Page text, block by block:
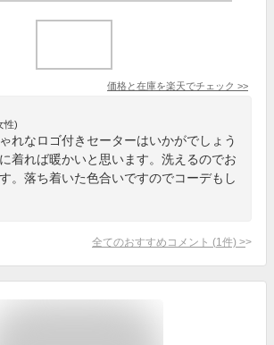
価格と在庫を楽天でチェック >>
性)
れなロゴ付きセーターはいかがでしょう
着れば暖かいと思います。洗えるのでお
。落ち着いた色合いですのでコーデもし
全てのおすすめコメント (1 件) >